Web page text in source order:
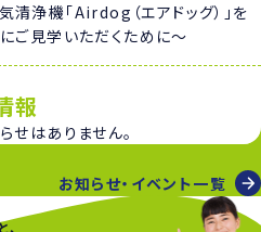
浄機「Airdog（エアドッグ）」を
ご見学いただくために〜
報
せはありません。
お知らせ・イベント一覧